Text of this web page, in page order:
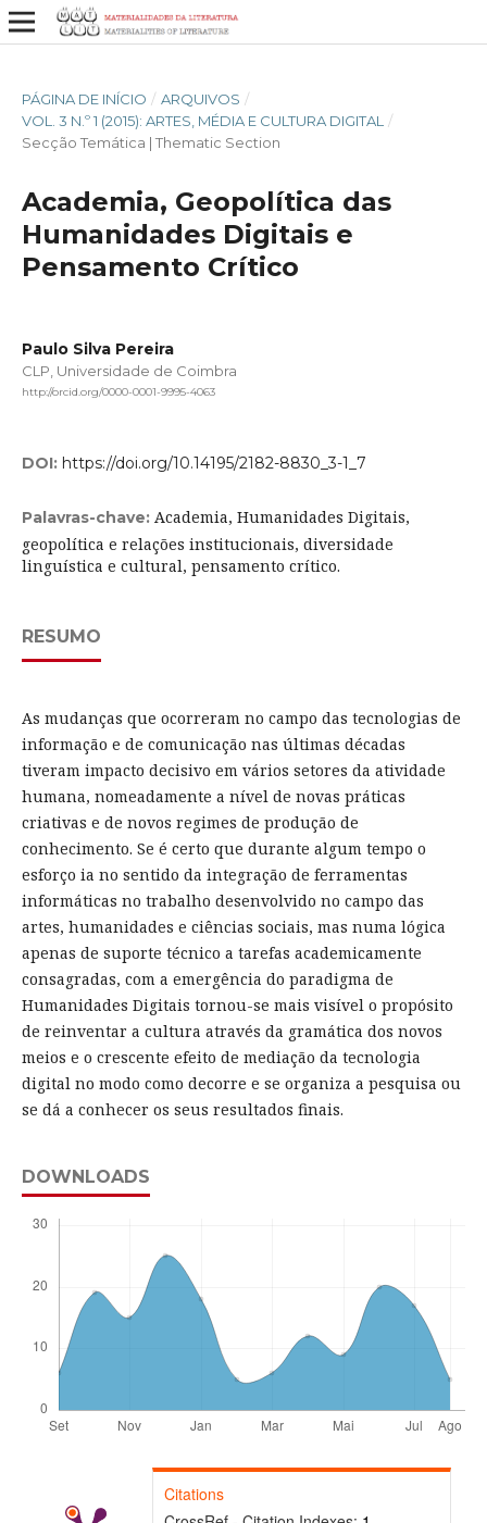
PÁGINA DE INÍCIO / ARQUIVOS /
VOL. 3 N.º 1 (2015): ARTES, MÉDIA E CULTURA DIGITAL
/
Secção Temática | Thematic Section
Academia, Geopolítica das
Humanidades Digitais e
Pensamento Crítico
Paulo Silva Pereira
CLP, Universidade de Coimbra
http://orcid.org/0000-0001-9995-4063
DOI: https://doi.org/10.14195/2182-8830_3-1_7
Palavras-chave: Academia, Humanidades Digitais,
geopolítica e relações institucionais, diversidade
linguística e cultural, pensamento crítico.
RESUMO
As mudanças que ocorreram no campo das tecnologias de
informação e de comunicação nas últimas décadas
tiveram impacto decisivo em vários setores da atividade
humana, nomeadamente a nível de novas práticas
criativas e de novos regimes de produção de
conhecimento. Se é certo que durante algum tempo o
esforço ia no sentido da integração de ferramentas
informáticas no trabalho desenvolvido no campo das
artes, humanidades e ciências sociais, mas numa lógica
apenas de suporte técnico a tarefas academicamente
consagradas, com a emergência do paradigma de
Humanidades Digitais tornou-se mais visível o propósito
de reinventar a cultura através da gramática dos novos
meios e o crescente efeito de mediação da tecnologia
digital no modo como decorre e se organiza a pesquisa ou
se dá a conhecer os seus resultados finais.
DOWNLOADS
Citations